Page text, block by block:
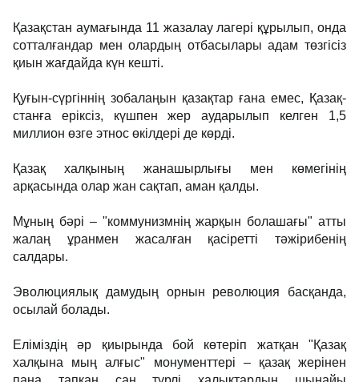
Қазақстан аумағында 11 жаза­лау лагері құрылып, онда
соттал­ған­дар мен олардың отбасылары адам төзгісіз
қиын жағдайда күн кешті.
Қуғын-сүргіннің зобалаңын қазақтар ғана емес, Қазақ­
стан­ға еріксіз, күшпен жер аударылып кел­ген 1,5
миллион өзге этнос өкілдері де көрді.
Қазақ халқының жанашырлығы мен көмегінің
арқасында олар жан сақтап, аман қалды.
Мұның бәрі – "коммунизмнің жарқын болашағы" атты
жалаң ұранмен жасалған қасіретті тәжі­рибенің
салдары.
Эволюциялық дамудың орнын революция басқанда,
осылай болады.
Еліміздің әр қиырында бой көтеріп жатқан "Қазақ
халқына мың алғыс" монументтері – қазақ жерінен